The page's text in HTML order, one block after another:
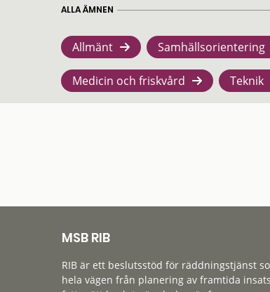
ALLA ÄMNEN
Allmänt Samhällsorientering
Medicin och friskvård Teknik
MSB RIB
RIB är ett beslutsstöd för räddningstjänst
hela vägen från planering av framtida